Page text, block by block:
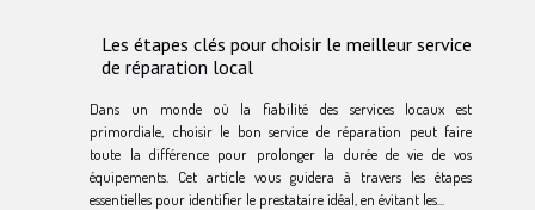
Les étapes clés pour choisir le meilleur service
de réparation local
Dans un monde où la fiabilité des services locaux est
primordiale, choisir le bon service de réparation peut faire
toute la différence pour prolonger la durée de vie de vos
équipements. Cet article vous guidera à travers les étapes
essentielles pour identifier le prestataire idéal, en évitant les...